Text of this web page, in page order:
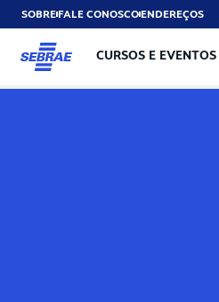
SOBREFALE CONOSCOENDEREÇOS
CURSOS E EVENTOS